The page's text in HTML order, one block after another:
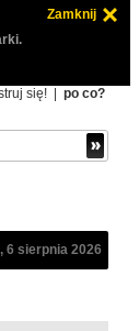
Zamknij
się! po co?
6 sierpnia 2026